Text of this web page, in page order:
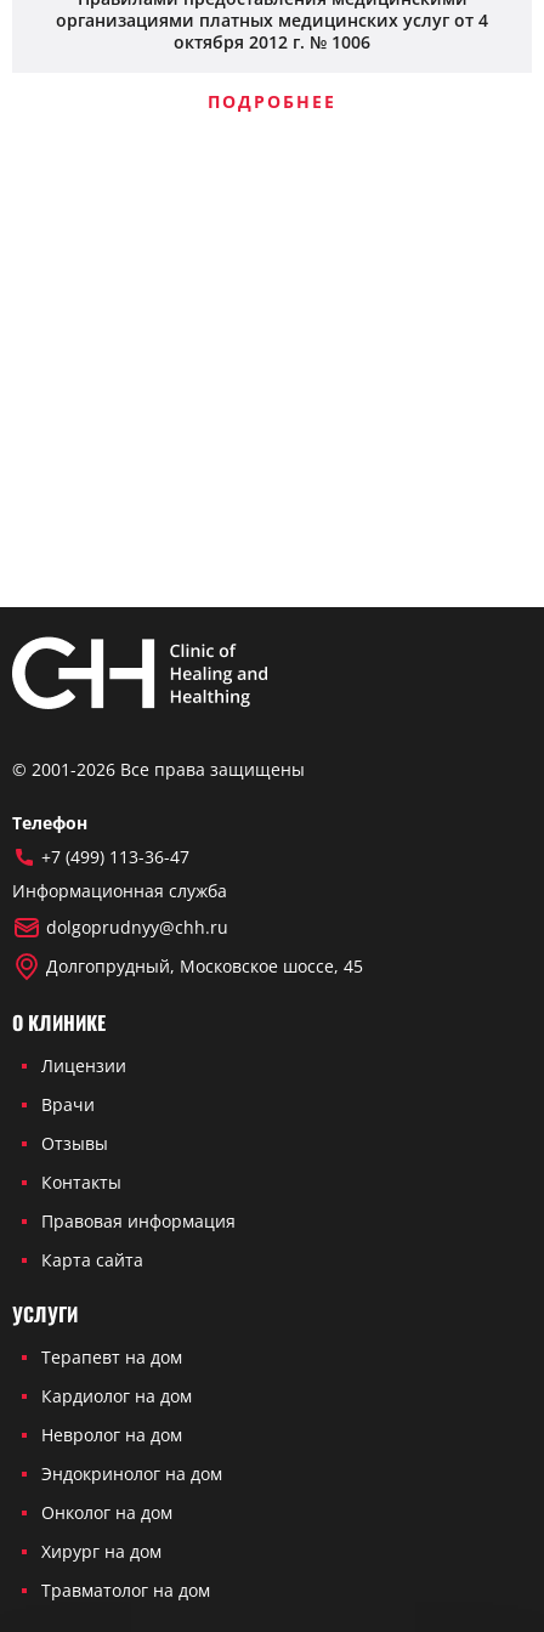
организациями платных медицинских услуг от 4
октября 2012 г. № 1006
ПОДРОБНЕЕ
© 2001-2026 Все права защищены
Телефон
+7 (499) 113-36-47
Информационная служба
dolgoprudnyy@chh.ru
Долгопрудный, Московское шоссе, 45
О КЛИНИКЕ
Лицензии
Врачи
Отзывы
Контакты
Правовая информация
Карта сайта
УСЛУГИ
Терапевт на дом
Кардиолог на дом
Невролог на дом
Эндокринолог на дом
Онколог на дом
Хирург на дом
Травматолог на дом